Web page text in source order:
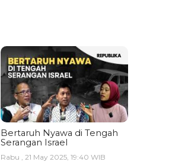
Bertaruh Nyawa di Tengah
Serangan Israel
Rabu , 21 May 2025, 19:40 WIB